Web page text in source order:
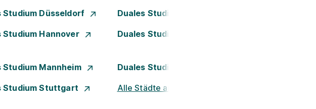
Studium Düsseldorf Duales Studium Essen
Studium Hannover Duales Studium Kassel
Studium Mannheim Duales Studium München
Studium Stuttgart Alle Städte ansehen